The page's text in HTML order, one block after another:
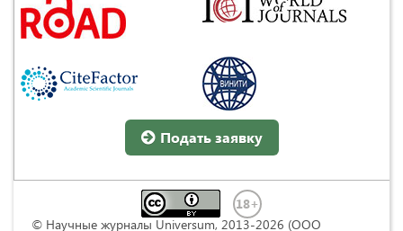
Подать заявку
© Научные журналы Universum, 2013-2026 (ООО